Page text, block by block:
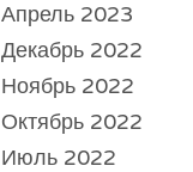
Апрель 2023
Декабрь 2022
Ноябрь 2022
Октябрь 2022
Июль 2022